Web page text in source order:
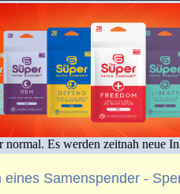
Es werden zeitnah neue
eines Samenspender -